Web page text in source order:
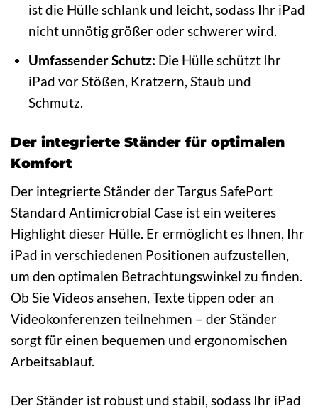
ist die Hülle schlank und leicht, sodass Ihr iPad
nicht unnötig größer oder schwerer wird.
Umfassender Schutz: Die Hülle schützt Ihr
iPad vor Stößen, Kratzern, Staub und
Schmutz.
Der integrierte Ständer für optimalen
Komfort
Der integrierte Ständer der Targus SafePort
Standard Antimicrobial Case ist ein weiteres
Highlight dieser Hülle. Er ermöglicht es Ihnen, Ihr
iPad in verschiedenen Positionen aufzustellen,
um den optimalen Betrachtungswinkel zu finden.
Ob Sie Videos ansehen, Texte tippen oder an
Videokonferenzen teilnehmen – der Ständer
sorgt für einen bequemen und ergonomischen
Arbeitsablauf.
Der Ständer ist robust und stabil, sodass Ihr iPad